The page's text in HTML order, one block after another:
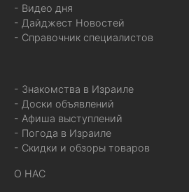
- Видео дня
- Дайджест Новостей
- Справочник специалистов
- Знакомства в Израиле
- Доски объявлений
- Афиша выступлений
- Погода в Израиле
- Скидки и обзоры товаров
О НАС